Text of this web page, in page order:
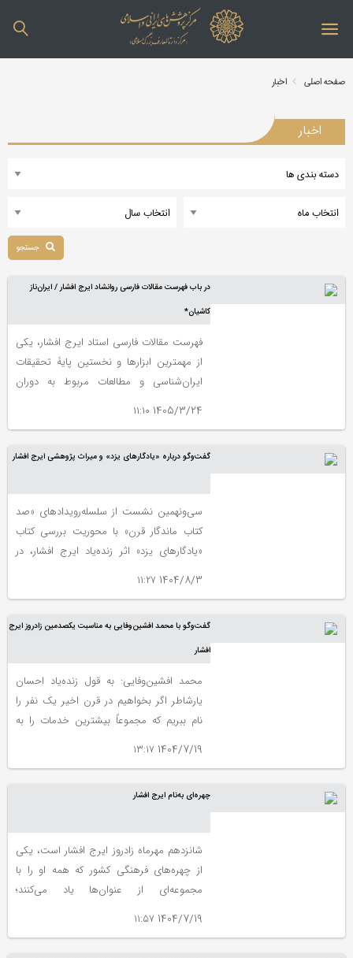
صفحه اصلی اخبار
اخبار
در باب فهرست مقالات فارسی روانشاد ایرج افشار / ایران‌ناز
کاشیان*
فهرست مقالات فارسی استاد ایرج افشار، یکی
از مهمترین ابزارها و نخستین پایۀ تحقیقات
ایران‌‎شناسی و مطالعات مربوط به دوران
1405/3/24 ۱۱:۱۰
گفت‌وگو درباره «یادگارهای یزد» و میراث پژوهشی ایرج افشار
سی‌ونهمین نشست از سلسله‌رویدادهای «صد
کتاب ماندگار قرن» با محوریت بررسی کتاب
«یادگارهای یزد» اثر زنده‌یاد ایرج افشار، در
1404/8/3 ۱۱:۲۷
گفت‌وگو با محمد افشین‌وفایی به مناسبت یکصدمین زادروز ایرج
افشار
محمد افشین‌وفایی: به قول زنده‌یاد احسان
یارشاطر اگر بخواهیم در قرن اخیر یک نفر را
نام ببریم که مجموعاً بیشترین خدمات را به
تار و پودش تنیده شده بود. میهن‌دوستیِ
1404/7/19 ۱۳:۱۷
چهره‌ای به‌نام ایرج افشار
شانزدهم مهرماه زادروز ایرج افشار است، یکی
از چهره‎‌های فرهنگی کشور که همه او را با
مجموعه‌‏ای از عنوان‌ها یاد می‏‌کنند؛
1404/7/19 ۱۱:۵۷